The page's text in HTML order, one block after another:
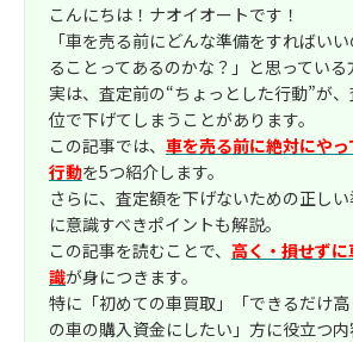
こんにちは！ナオイオートです！
「車を売る前にどんな準備をすればい
ることってあるのかな？」と思っている
実は、査定前の“ちょっとした行動”が
位で下げてしまうことがあります。
この記事では、 車を売る前に絶対にや
行動を5つ紹介します。
さらに、査定額を下げないための正し
に意識すべきポイントも解説。
この記事を読むことで、 高く・損せず
識が身につきます。
特に「初めての車買取」「できるだけ
の車の購入資金にしたい」方に役立つ内